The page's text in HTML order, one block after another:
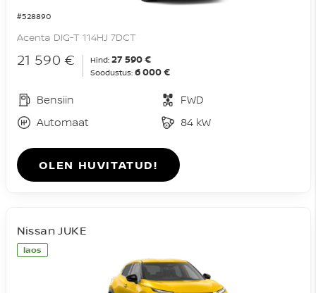
#528890
Acenta DIG-T 114HJ 7DCT
21 590 € Hind: 27 590 €
Soodustus: 6 000 €
Bensiin
FWD
Automaat
84 kW
OLEN HUVITATUD!
laos
Nissan JUKE